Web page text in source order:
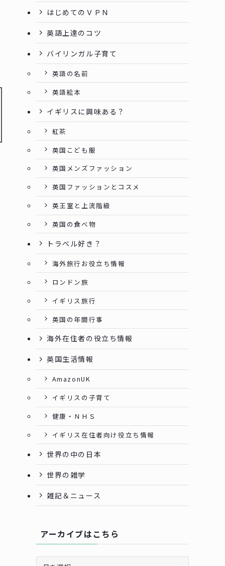
はじめてのＶＰＮ
英語上達のコツ
バイリンガル子育て
英語の名前
英語絵本
イギリスに興味ある？
紅茶
英国こども服
英国メンズファッション
英国ファッションとコスメ
英王室と上流階級
英国の食べ物
トラベル好き？
海外旅行お役立ち情報
ロンドン旅
イギリス旅行
英国の年間行事
海外在住者の役立ち情報
英国生活情報
AmazonUK
イギリスの子育て
健康・ＮＨＳ
イギリス在住者向け役立ち情報
世界の中の日本
世界の雑学
雑記＆ニュース
アーカイブはこちら